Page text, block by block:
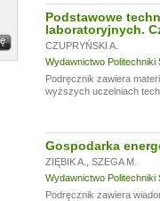
Podstawowe
laboratoryjnych.
CZUPRYŃSKI A.
Wydawnictwo Politechniki
Podręcznik zawiera
wyższych uczelniach
Gospodarka
ZIĘBIK A.
SZEGA M.
Wydawnictwo Politechniki
Podręcznik zawiera